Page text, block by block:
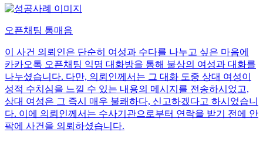
오픈채팅 통매음
이 사건 의뢰인은 단순히 여성과 수다를 나누고 싶은 마음에
카카오톡 오픈채팅 익명 대화방을 통해 불상의 여성과 대화를
나누셨습니다. 다만, 의뢰인께서는 그 대화 도중 상대 여성이
성적 수치심을 느낄 수 있는 내용의 메시지를 전송하시었고,
상대 여성은 그 즉시 매우 불쾌하다, 신고하겠다고 하시었습니
다. 이에 의뢰인께서는 수사기관으로부터 연락을 받기 전에 안
팍에 사건을 의뢰하셨습니다.